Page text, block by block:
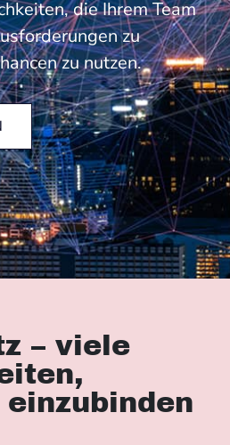
die Ihrem Team
zu
zu nutzen.
– viele